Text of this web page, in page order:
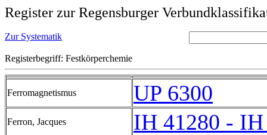
Register zur Regensburger
Zur Systematik
Registerbegriff: Festkörperchemie
Ferromagnetismus UP 6300
Ferron, Jacques IH 41280 - IH